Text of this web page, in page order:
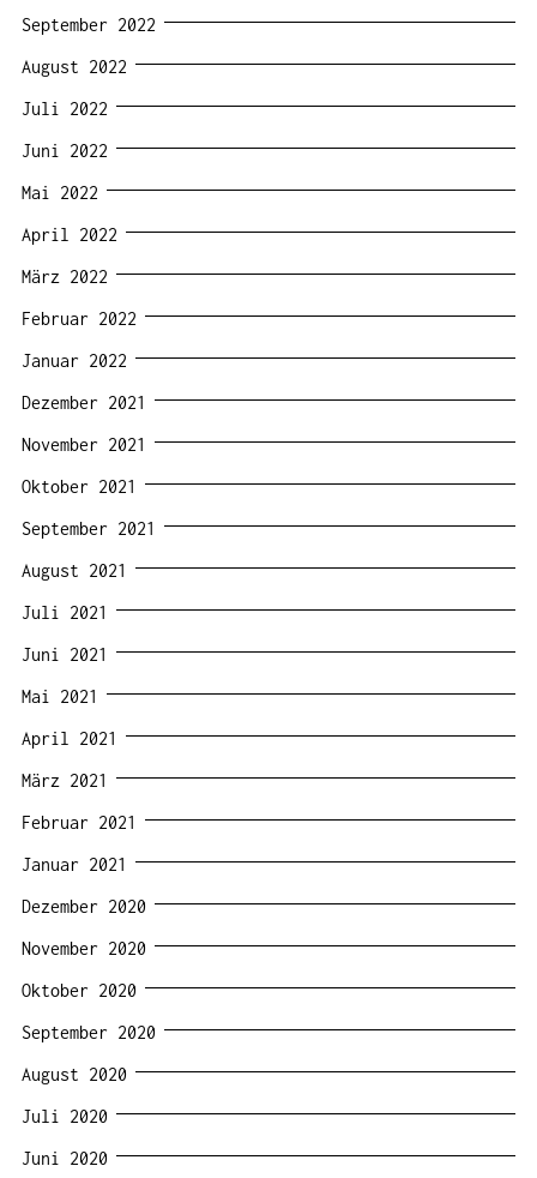
September 2022
August 2022
Juli 2022
Juni 2022
Mai 2022
April 2022
März 2022
Februar 2022
Januar 2022
Dezember 2021
November 2021
Oktober 2021
September 2021
August 2021
Juli 2021
Juni 2021
Mai 2021
April 2021
März 2021
Februar 2021
Januar 2021
Dezember 2020
November 2020
Oktober 2020
September 2020
August 2020
Juli 2020
Juni 2020